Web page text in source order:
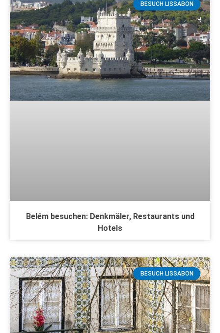
BESUCH LISSABON
Belém besuchen: Denkmäler, Restaurants und
Hotels
BESUCH LISSABON